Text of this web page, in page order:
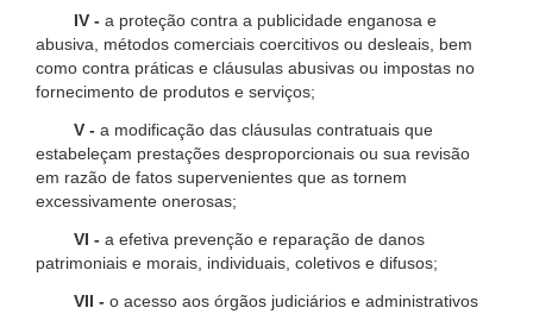
IV - a proteção contra a publicidade enganosa e
abusiva, métodos comerciais coercitivos ou desleais, bem
como contra práticas e cláusulas abusivas ou impostas no
fornecimento de produtos e serviços;
V - a modificação das cláusulas contratuais que
estabeleçam prestações desproporcionais ou sua revisão
em razão de fatos supervenientes que as tornem
excessivamente onerosas;
VI - a efetiva prevenção e reparação de danos
patrimoniais e morais, individuais, coletivos e difusos;
VII - o acesso aos órgãos judiciários e administrativos